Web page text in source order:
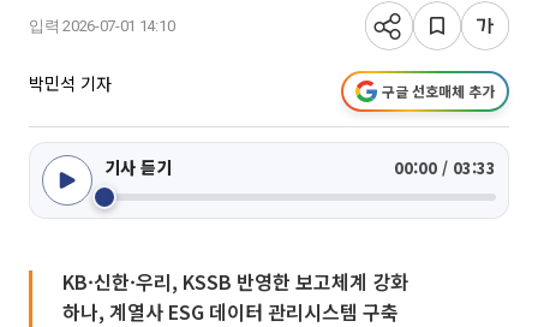
입력 2026-07-01 14:10
박민석 기자 구글 선호매체 추가
기사 듣기 00:00 / 03:33
KB·신한·우리, KSSB 반영한 보고체계 강화
하나, 계열사 ESG 데이터 관리시스템 구축